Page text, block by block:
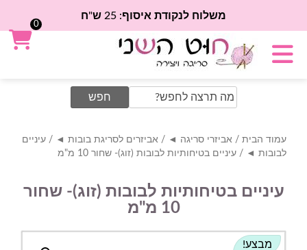
משלוח לנקודת איסוף: 25 ש"ח
Search
for:
עמוד הבית / אביזרי סריגה ◄ / אביזרים לסריגת בובות ◄ / עיניים
לבובות ◄ / עיניים בטיחותיות לבובות (זוג)- שחור 10 מ"מ
עיניים בטיחותיות לבובות (זוג)- שחור
10 מ"מ
מבצע!
0